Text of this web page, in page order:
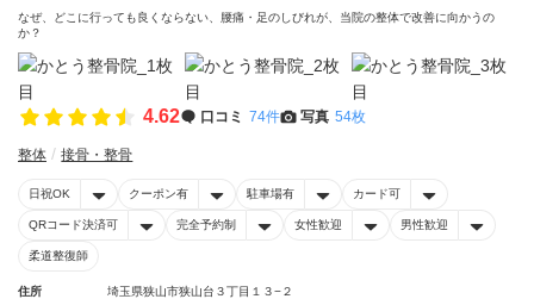
なぜ、どこに行っても良くならない、腰痛・足のしびれが、当院の整体で改善に向かうの
か？
4.62 口コミ 74件 写真 54枚
整体 接骨・整骨
日祝OK クーポン有 駐車場有 カード可
QRコード決済可 完全予約制 女性歓迎 男性歓迎
柔道整復師
住所
埼玉県狭山市狭山台３丁目１３−２